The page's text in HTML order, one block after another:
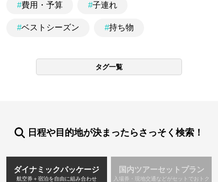
#費用・予算 #子連れ
#ベストシーズン #持ち物
タグ一覧
日程や目的地が決まったらさっそく検索！
ダイナミックパッケージ
航空券＋宿泊を自由に組み合わせ
国内ツアーセットプラン
入場券・現地交通などがセットでおトク